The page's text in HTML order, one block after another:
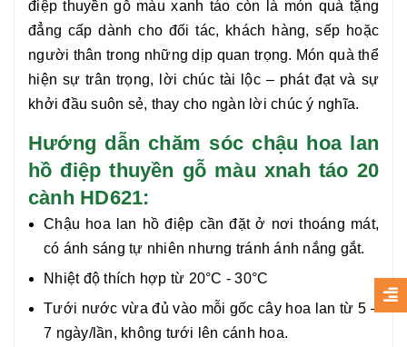
điệp thuyền gỗ màu xanh táo còn là món quà tặng
đẳng cấp dành cho đối tác, khách hàng, sếp hoặc
người thân trong những dịp quan trọng. Món quà thể
hiện sự trân trọng, lời chúc tài lộc – phát đạt và sự
khởi đầu suôn sẻ, thay cho ngàn lời chúc ý nghĩa.
Hướng dẫn chăm sóc chậu hoa lan
hồ điệp thuyền gỗ màu xnah táo 20
cành HD621:
Chậu hoa lan hồ điệp cần đặt ở nơi thoáng mát,
có ánh sáng tự nhiên nhưng tránh ánh nắng gắt.
Nhiệt độ thích hợp từ 20°C - 30°C
Tưới nước vừa đủ vào mỗi gốc cây hoa lan từ 5 –
7 ngày/lần, không tưới lên cánh hoa.